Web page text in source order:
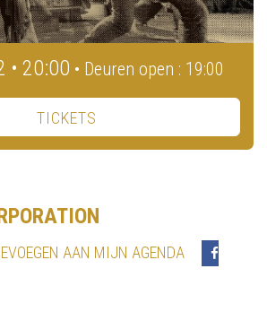
• 20:00 • Deuren open : 19:00
TICKETS
AAN MIJN AGENDA